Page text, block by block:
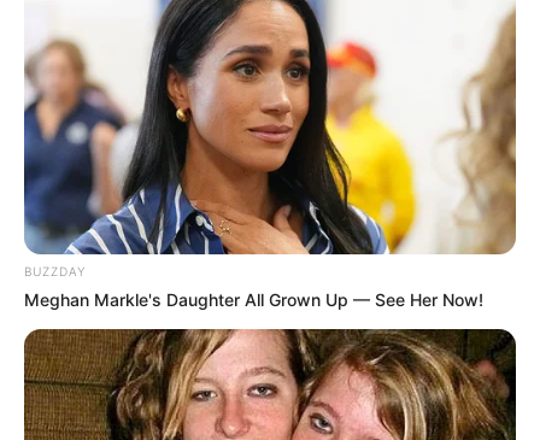
BUZZDAY
Meghan Markle's Daughter All Grown Up — See Her Now!